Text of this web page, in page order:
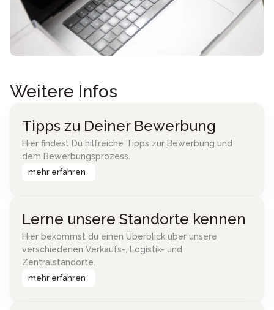
Weitere Infos
Tipps zu Deiner Bewerbung
Hier findest Du hilfreiche Tipps zur Bewerbung und
dem Bewerbungsprozess.
mehr erfahren
Lerne unsere Standorte kennen
Hier bekommst du einen Überblick über unsere
verschiedenen Verkaufs-, Logistik- und
Zentralstandorte.
mehr erfahren